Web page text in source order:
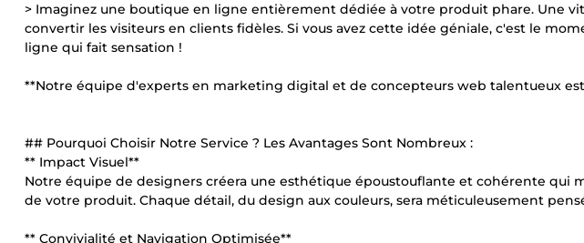
> Imaginez une boutique en ligne entièrement dédiée à votre produit phare. Une
convertir les visiteurs en clients fidèles. Si vous avez cette idée géniale, c'est le
ligne qui fait sensation !
**Notre équipe d'experts en marketing digital et de concepteurs web talentueux
## Pourquoi Choisir Notre Service ? Les Avantages Sont Nombreux :
** Impact Visuel**
Notre équipe de designers créera une esthétique époustouflante et cohérente qui
de votre produit. Chaque détail, du design aux couleurs, sera méticuleusement
** Convivialité et Navigation Optimisée**